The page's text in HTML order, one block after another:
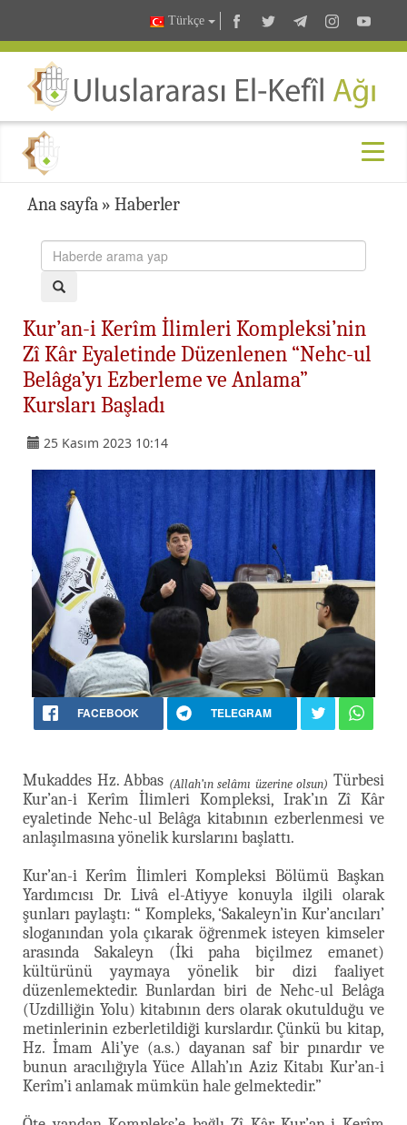
Türkçe
Ana sayfa » Haberler
Kur’an-i Kerîm İlimleri Kompleksi’nin
Zî Kâr Eyaletinde Düzenlenen “Nehc-ul
Belâga’yı Ezberleme ve Anlama”
Kursları Başladı
25 Kasım 2023 10:14
FACEBOOK TELEGRAM
Mukaddes Hz. Abbas (Allah’ın selâmı üzerine olsun) Türbesi
Kur’an-i Kerîm İlimleri Kompleksi, Irak’ın Zî Kâr
eyaletinde Nehc-ul Belâga kitabının ezberlenmesi ve
anlaşılmasına yönelik kurslarını başlattı.
Kur’an-i Kerîm İlimleri Kompleksi Bölümü Başkan
Yardımcısı Dr. Livâ el-Atiyye konuyla ilgili olarak
şunları paylaştı: “ Kompleks, ‘Sakaleyn’in Kur’ancıları’
sloganından yola çıkarak öğrenmek isteyen kimseler
arasında Sakaleyn (İki paha biçilmez emanet)
kültürünü yaymaya yönelik bir dizi faaliyet
düzenlemektedir. Bunlardan biri de Nehc-ul Belâga
(Uzdilliğin Yolu) kitabının ders olarak okutulduğu ve
metinlerinin ezberletildiği kurslardır. Çünkü bu kitap,
Hz. İmam Ali’ye (a.s.) dayanan saf bir pınardır ve
bunun aracılığıyla Yüce Allah’ın Aziz Kitabı Kur’an-i
Kerîm’i anlamak mümkün hale gelmektedir.”